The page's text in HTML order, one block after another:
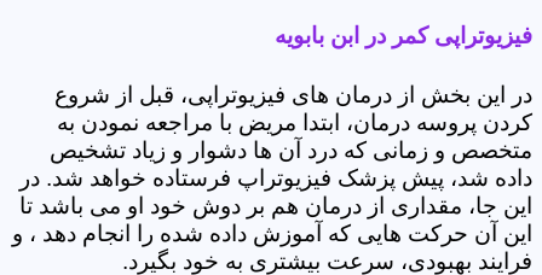
فیزیوتراپی کمر در ابن بابویه
در این بخش از درمان های فیزیوتراپی، قبل از شروع
کردن پروسه درمان، ابتدا مریض با مراجعه نمودن به
متخصص و زمانی که درد آن ها دشوار و زیاد تشخیص
داده شد، پیش پزشک فیزیوتراپ فرستاده خواهد شد. در
این جا، مقداری از درمان هم بر دوش خود او می باشد تا
این آن حرکت هایی که آموزش داده شده را انجام دهد ، و
فرایند بهبودی، سرعت بیشتری به خود بگیرد.